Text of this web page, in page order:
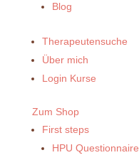
Blog
Therapeutensuche
Über mich
Login Kurse
Zum Shop
First steps
HPU Questionnaire